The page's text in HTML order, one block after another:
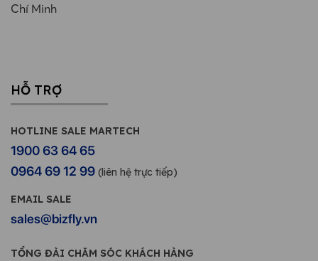
Chí Minh
HỖ TRỢ
HOTLINE SALE MARTECH
1900 63 64 65
0964 69 12 99 (liên hệ trực tiếp)
EMAIL SALE
sales@bizfly.vn
TỔNG ĐÀI CHĂM SÓC KHÁCH HÀNG